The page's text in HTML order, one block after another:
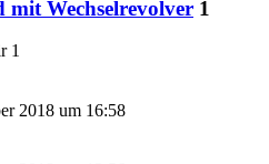
mit Wechselrevolver 1
1
2018 um 16:58